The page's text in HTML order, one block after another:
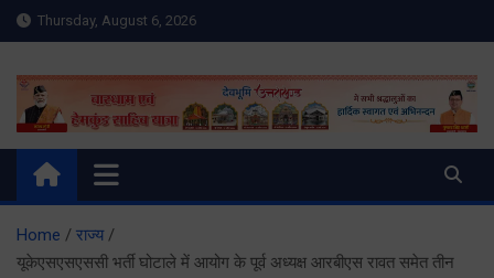
Skip
to
Thursday, August 6, 2026
Meru Raibar | Uttarakhand
News | Uttarkashi News
meruraibar.com
Home
राज्य
यूकेएसएसएससी भर्ती घोटाले में आयोग के पूर्व अध्यक्ष आरबीएस रावत समेत तीन